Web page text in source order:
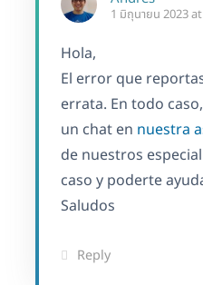
1 มิถุนายน 2023
Hola,
El error que
errata. En todo
un chat en nuestra
de nuestros
caso y poderte
Saludos
Reply